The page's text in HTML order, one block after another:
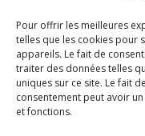
Pour offrir les meilleures
telles que les cookies pour
appareils. Le fait de
traiter des données telles
uniques sur ce site. Le fait
consentement peut avoir
et fonctions.
Site Web
Poster